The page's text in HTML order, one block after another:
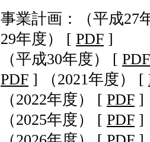
事業計画：
（平成27
29年度）
[ PDF ]
（平成30年度）
[ PDF
PDF ] （2021年度） [
（2022年度）
[ PDF ]
（2025年度）
[ PDF ]